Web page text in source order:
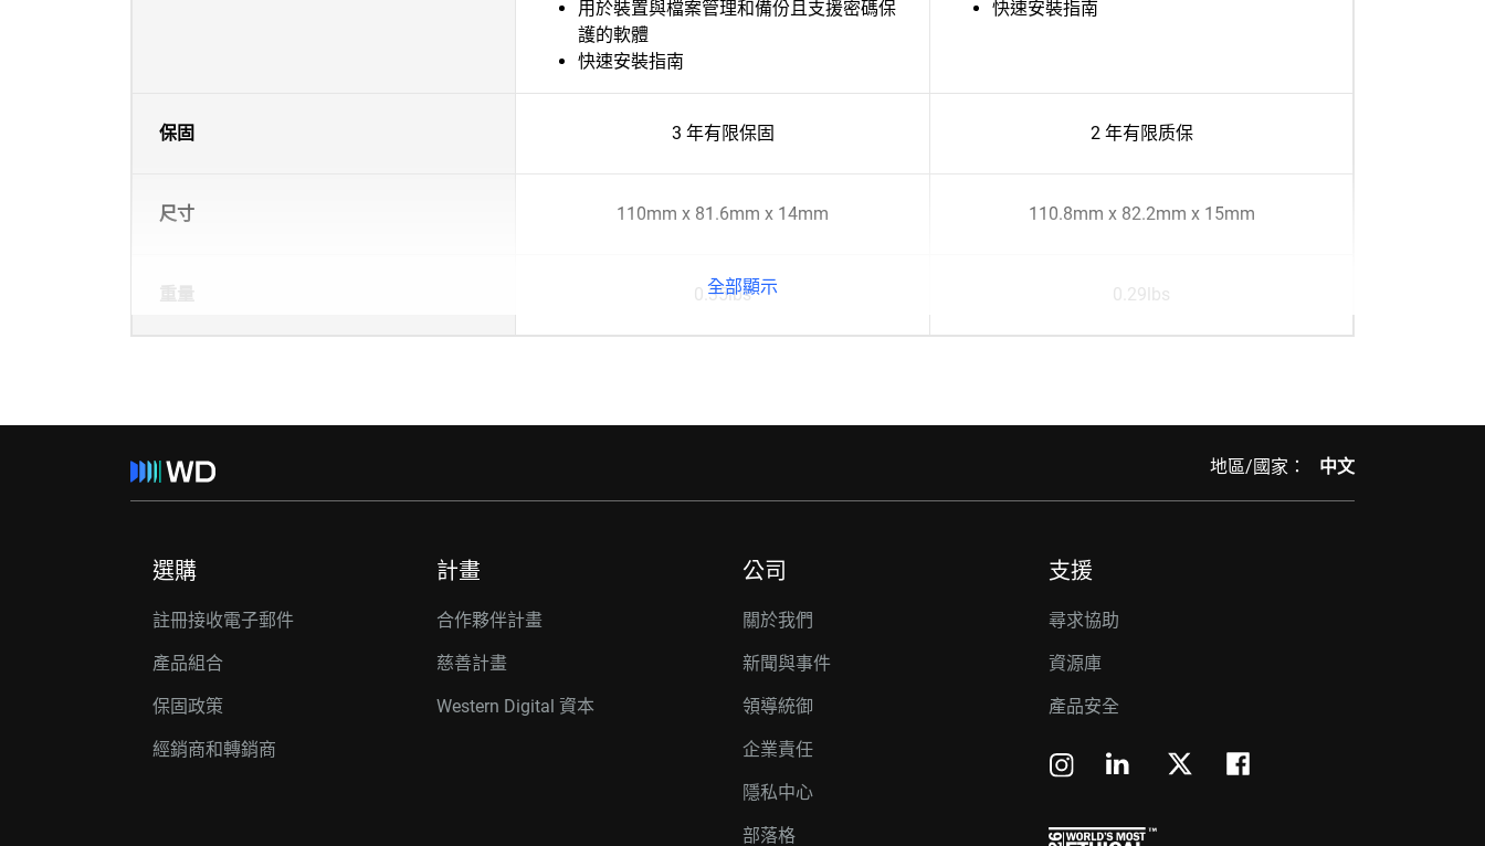
用於裝置與檔案管理和備份且支援密碼保
護的軟體
快速安裝指南
快速安裝指南
保固 3 年有限保固 2 年有限质保
尺寸 110mm x 81.6mm x 14mm 110.8mm x 82.2mm x 15mm
重量 0.35lbs 0.29lbs
全部顯示
地區/國家： 中文
選購
註冊接收電子郵件
產品組合
保固政策
經銷商和轉銷商
計畫
合作夥伴計畫
慈善計畫
Western Digital 資本
公司
關於我們
新聞與事件
領導統御
企業責任
隱私中心
部落格
支援
尋求協助
資源庫
產品安全